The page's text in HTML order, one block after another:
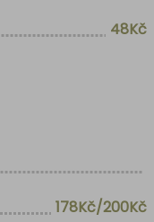
48Kč
178Kč/200Kč